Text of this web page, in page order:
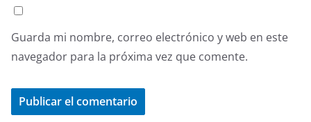
Guarda mi nombre, correo electrónico y web en este
navegador para la próxima vez que comente.